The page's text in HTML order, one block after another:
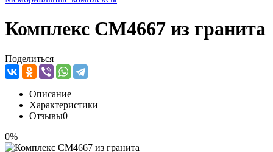
Комплекс CM4667 из гранита
Поделиться
Описание
Характеристики
Отзывы0
0%